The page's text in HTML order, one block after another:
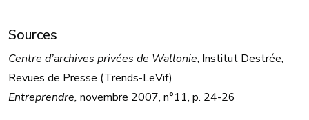
Sources
Centre d’archives privées de Wallonie, Institut Destrée,
Revues de Presse (Trends-LeVif)
Entreprendre, novembre 2007, n°11, p. 24-26